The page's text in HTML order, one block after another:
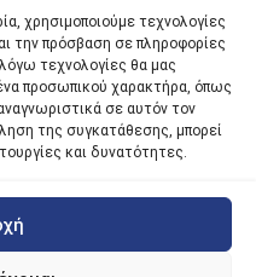
χρησιμοποιούμε τεχνολογίες
την πρόσβαση σε πληροφορίες
τεχνολογίες θα μας
προσωπικού χαρακτήρα, όπως
σε αυτόν τον
της συγκατάθεσης, μπορεί
και δυνατότητες.
βάσει των
αποφυγή συνωστισμού
και αναμονής του
πραγματοποιείται κατόπιν